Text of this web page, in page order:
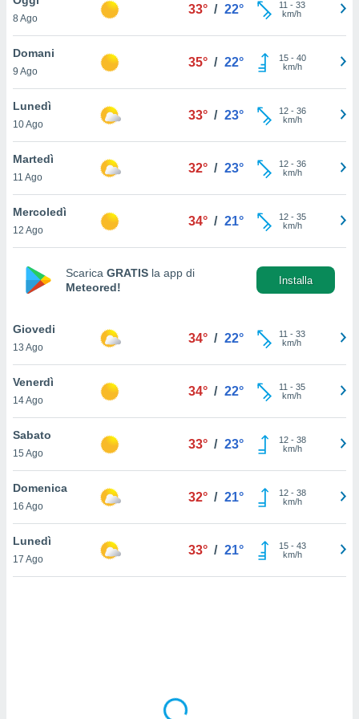
è
al sito
di
ci
di
il
un
la
nella
cookie
il tuo
in
a piè
del
8 Ago
33° / 22° 11 - 33
km/h
Domani
9 Ago
35° / 22° 15- 40
km/h
Lunedì
10 Ago
33° / 23° 12- 36
km/h
Martedì
11 Ago
32° / 23° 12- 36
km/h
Mercoledì
12 Ago
34° / 21° 12- 35
km/h
Scarica GRATIS la app di
Meteored!
Installa
Giovedi
13 Ago
34° / 22° 11 - 33
km/h
Venerdì
14 Ago
34° / 22° 11 - 35
km/h
Sabato
15 Ago
33° / 23° 12- 38
km/h
Domenica
16 Ago
32° / 21° 12- 38
km/h
Lunedì
17 Ago
33° / 21° 15- 43
km/h